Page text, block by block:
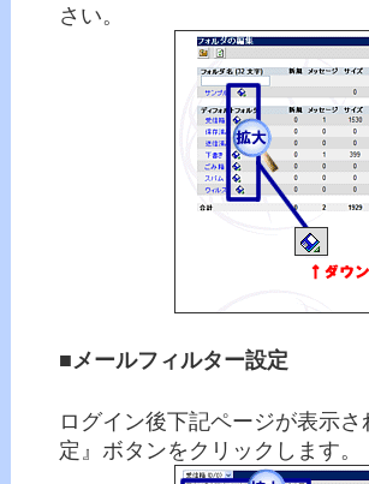
さい。
■メールフィルター設定
ログイン後下記ページが表示
定』ボタンをクリックします。